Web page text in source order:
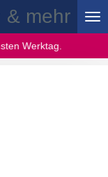
& mehr
Werktag.